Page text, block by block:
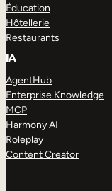
Éducation
Hôtellerie
Restaurants
IA
AgentHub
Enterprise Knowledge
MCP
Harmony AI
Roleplay
Content Creator